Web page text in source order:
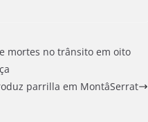
mortes no trânsito em oito
parrilla em MontâSerrat